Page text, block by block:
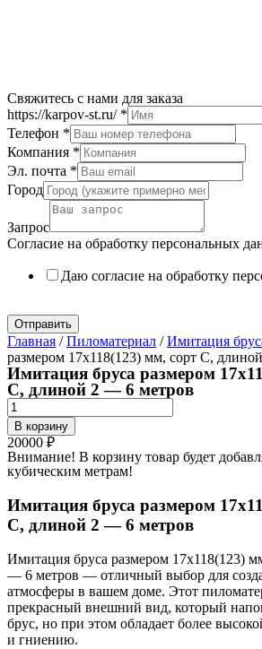
Свяжитесь с нами для заказа
https://karpov-st.ru/ *
Телефон *
Компания *
Эл. почта *
Город
Запрос
Согласие на обработку персональных
Даю согласие на обработку
Отправить
Главная /Пиломатериал /Имитация
размером 17х118(123) мм, сорт C,
Имитация бруса размером
C, длиной 2 — 6 метров
Количество
товара
Имитация
бруса
размером
мм,
сорт
C,
2
-
6
метров
В корзину
20000 ₽
Внимание! В корзину товар будет
кубическим метрам!
Имитация бруса размером
C, длиной 2 — 6 метров
Имитация бруса размером 17х118(123)
— 6 метров — отличный выбор для
атмосферы в вашем доме. Этот
прекрасный внешний вид, который
брус, но при этом обладает более
и гниению.